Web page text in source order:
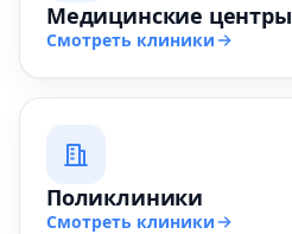
Медицинские центры
Смотреть клиники
Поликлиники
Смотреть клиники